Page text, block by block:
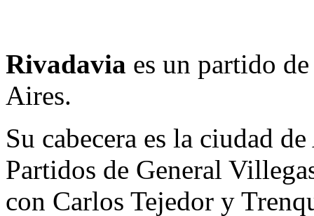
Rivadavia es un partido
Aires.
Su cabecera es la ciudad
Partidos de General
con Carlos Tejedor y